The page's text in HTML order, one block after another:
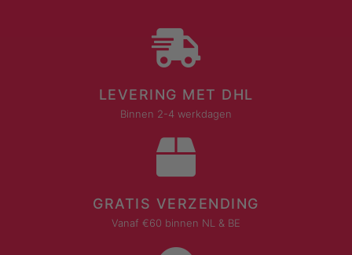
LEVERING MET DHL
Binnen 2-4 werkdagen
GRATIS VERZENDING
Vanaf €60 binnen NL & BE